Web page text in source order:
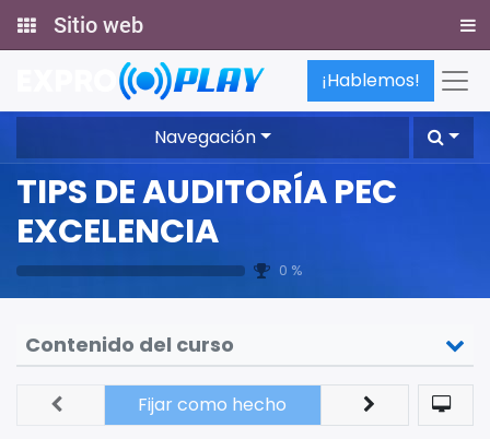
Sitio web
¡Hablemos!
Navegación
TIPS DE AUDITORÍA PEC
EXCELENCIA
0 %
Contenido del curso
Fijar como hecho